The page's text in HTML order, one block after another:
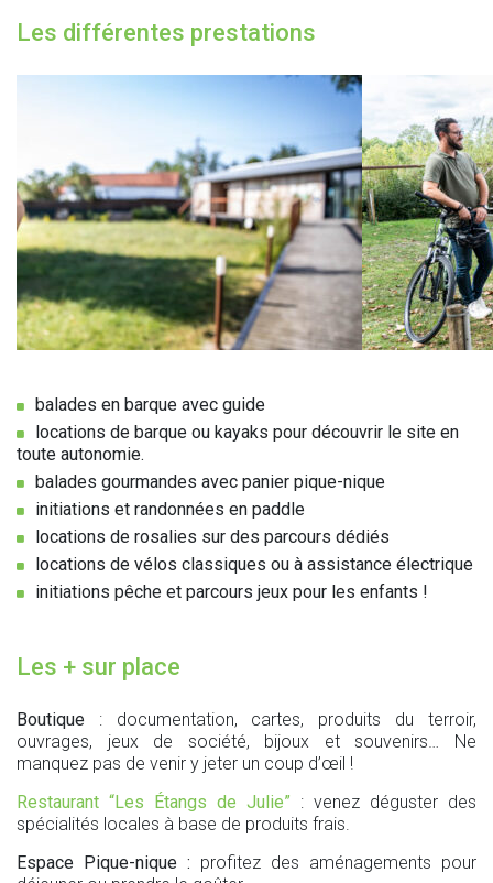
Les différentes prestations
balades en barque avec guide
locations de barque ou kayaks pour découvrir le site en
toute autonomie.
balades gourmandes avec panier pique-nique
initiations et randonnées en paddle
locations de rosalies sur des parcours dédiés
locations de vélos classiques ou à assistance électrique
initiations pêche et parcours jeux pour les enfants !
Les + sur place
Boutique : documentation, cartes, produits du terroir,
ouvrages, jeux de société, bijoux et souvenirs… Ne
manquez pas de venir y jeter un coup d’œil !
Restaurant “Les Étangs de Julie” : venez déguster des
spécialités locales à base de produits frais.
Espace Pique-nique : profitez des aménagements pour